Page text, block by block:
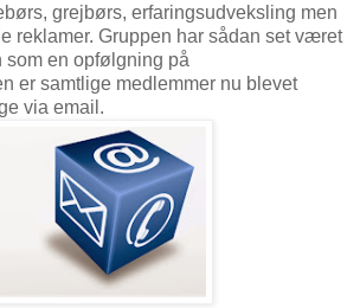
grejbørs, erfaringsudveksling men
reklamer. Gruppen har sådan set været
som en opfølgning på
er samtlige medlemmer nu blevet
via email.